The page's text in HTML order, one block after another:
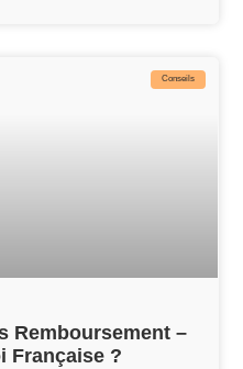
Conseils
Remboursement –
Française ?